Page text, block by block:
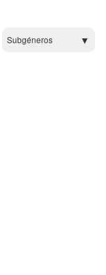
Subgéneros